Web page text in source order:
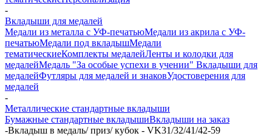
-
Вкладыши для медалей
Медали из металла с УФ-печатьюМедали из акрила с УФ-
печатьюМедали под вкладышМедали
тематическиеКомплекты медалейЛенты и колодки для
медалейМедаль "За особые успехи в учении" Вкладыши для
медалейФутляры для медалей и знаковУдостоверения для
медалей
-
Металлические стандартные вкладыши
Бумажные стандартные вкладышиВкладыши на заказ
-Вкладыш в медаль/ приз/ кубок - VK31/32/41/42-59